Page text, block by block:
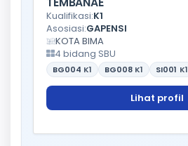
Kualifikasi:K1
Asosiasi:GAPENSI
KOTA BIMA
4 bidang SBU
BG004 K1 BG008 K1 SI001 K1
Lihat profil